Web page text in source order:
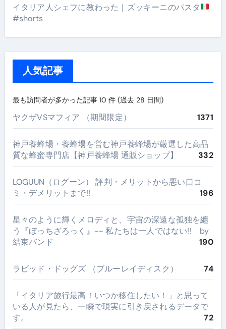
イタリア人シェフに教わった｜ズッキーニのパスタ
#shorts
人気記事
最も訪問者が多かった記事 10 件 (過去 28 日間)
ヤクザVSマフィア （期間限定） 1371
神戸養蜂場・養蜂場を営む神戸養蜂場が厳選した高品
質な蜂蜜専門店【神戸養蜂場 通販ショップ】
332
LOGUUN（ログーン） 評判・メリットから悪い口コ
ミ・デメリットまで!!
196
星々のように輝くメロディと、宇宙の深遠な孤独を纏
う『ぼっちざろっく』-- 私たちは一人ではない!! by
結束バンド
190
ラビッド・ドッグズ （ブルーレイディスク） 74
​「イタリア旅行最高！いつか移住したい！」と思って
いる人が見たら、一瞬で現実に引き戻されるデータで
す。
72